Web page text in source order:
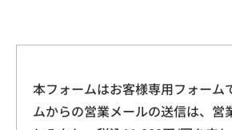
ド、ご利用日時、ご利用の方法
郵便番号や性別、職業、年齢、
ドレス、クッキー情報、位置情
ご利用くださいますようお願いい
第２条 契約の成立
本規約に基づく本サービスに関す
本フォームはお客様専用フォーム
ムからの営業メールの送信は、営